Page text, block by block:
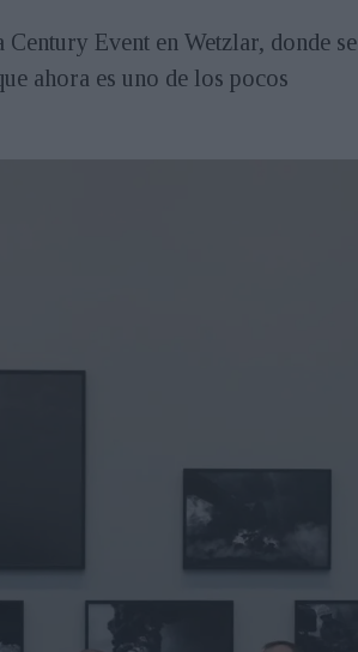
Event en Wetzlar, donde se
ahora es uno de los pocos